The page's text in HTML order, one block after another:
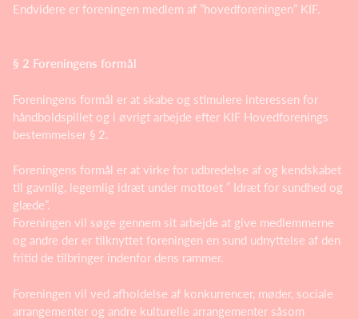
Endvidere er foreningen medlem af ”hovedforeningen” KIF.
§ 2 Foreningens formål
Foreningens formål er at skabe og stimulere interessen for
håndboldspillet og i øvrigt arbejde efter KIF Hovedforenings
bestemmelser § 2.
Foreningens formål er at virke for udbredelse af og kendskabet
til gavnlig, legemlig idræt under mottoet ” Idræt for sundhed og
glæde”.
Foreningen vil søge gennem sit arbejde at give medlemmerne
og andre der er tilknyttet foreningen en sund udnyttelse af den
fritid de tilbringer indenfor dens rammer.
Foreningen vil ved afholdelse af konkurrencer, møder, sociale
arrangementer og andre kulturelle arrangementer såsom